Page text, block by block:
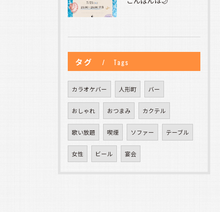
タグ Tags
カラオケバー 人形町 バー
おしゃれ おつまみ カクテル
歌い放題 喫煙 ソファー テーブル
女性 ビール 宴会